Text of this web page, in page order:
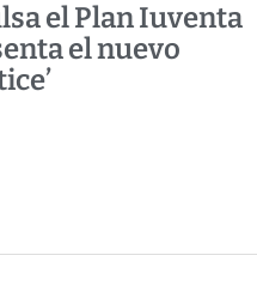
el Plan Iuventa
el nuevo